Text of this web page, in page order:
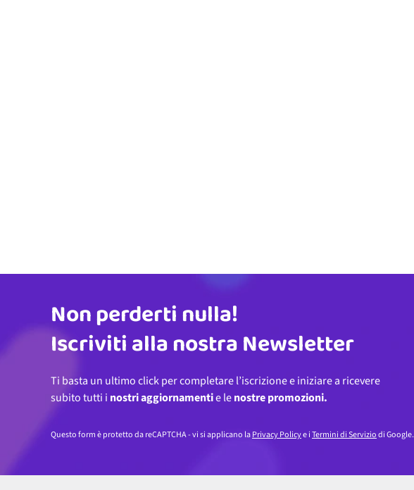
Indirizzo email
Non perderti nulla!
Iscriviti alla nostra Newsletter
Ti basta un ultimo click per completare l’iscrizione e iniziare a ricevere
subito tutti i nostri aggiornamentie lenostre promozioni.
Questo form è protetto da reCAPTCHA - vi si applicano laPrivacy Policye iTermini di Serviziodi Google.